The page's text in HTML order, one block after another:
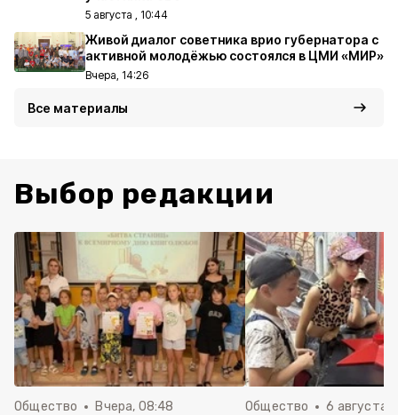
5 августа , 10:44
Живой диалог советника врио губернатора с
активной молодёжью состоялся в ЦМИ «МИР»
Вчера, 14:26
Все материалы
Выбор редакции
Общество Вчера, 08:48 Общество 6 августа ,